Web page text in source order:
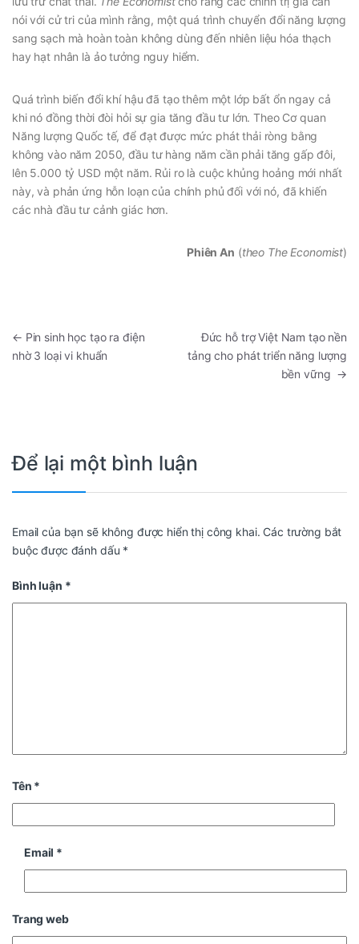
nói với cử tri của mình rằng, một quá trình chuyển đổi năng lượng
sang sạch mà hoàn toàn không dùng đến nhiên liệu hóa thạch
hay hạt nhân là ảo tưởng nguy hiểm.
Quá trình biến đổi khí hậu đã tạo thêm một lớp bất ổn ngay cả
khi nó đồng thời đòi hỏi sự gia tăng đầu tư lớn. Theo Cơ quan
Năng lượng Quốc tế, để đạt được mức phát thải ròng bằng
không vào năm 2050, đầu tư hàng năm cần phải tăng gấp đôi,
lên 5.000 tỷ USD một năm. Rủi ro là cuộc khủng hoảng mới nhất
này, và phản ứng hỗn loạn của chính phủ đối với nó, đã khiến
các nhà đầu tư cảnh giác hơn.
Phiên An (theo The Economist)
← Pin sinh học tạo ra điện
nhờ 3 loại vi khuẩn
Đức hỗ trợ Việt Nam tạo nền
tảng cho phát triển năng lượng
bền vững →
Để lại một bình luận
Email của bạn sẽ không được hiển thị công khai. Các trường bắt
buộc được đánh dấu *
Bình luận *
Tên *
Email *
Trang web